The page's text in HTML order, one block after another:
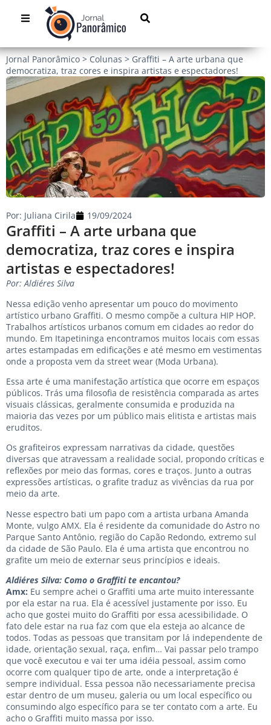
Jornal Panorâmico > Colunas > Graffiti – A arte urbana que
democratiza, traz cores e inspira artistas e espectadores!
Graffiti – A arte urbana que
democratiza, traz cores e inspira
artistas e espectadores!
Por: Juliana Cirila 19/09/2024
Por: Aldiéres Silva
Nessa edição venho apresentar um pouco do movimento
artístico urbano Graffiti. O mesmo compõe a cultura HIP HOP.
Trabalhos artísticos urbanos comum em cidades ao redor do
mundo. Em Itapetininga encontramos muitos locais com essas
artes estampadas em edificações e até mesmo em vestimentas
onde a proposta vem da street wear (Moda Urbana).
Essa arte é uma manifestação artística que ocorre em espaços
públicos. Trás uma filosofia de resistência comparada as artes
visuais clássicas, geralmente consumida e produzida na
maioria das vezes por um público mais elitista e artistas mais
eruditos.
Os grafiteiros expressam narrativas da cidade, questões
diversas que atravessam a realidade social, propondo críticas e
reflexões por meio das formas, cores e traços. Junto a outras
expressões artísticas, o grafite traduz as vivências da rua por
meio da arte.
Nesse espectro bati um papo com a artista urbana Amanda
Monte, vulgo AMX. Ela é residente da comunidade do Astro no
Parque Santo Antônio, região do Capão Redondo, extremo sul
da cidade de São Paulo. Ela é uma artista que encontrou no
grafite um meio de externar seus princípios e ideais.
Aldiéres Silva: Como o Graffiti te encantou?
Amx: Eu sempre achei o Graffiti uma arte muito interessante
por ela estar na rua. Ela é acessível justamente por isso. Eu
acho que gostei muito do Graffiti por essa acessibilidade. O
fato dele estar na rua faz com que ela esteja ao alcance de
todos. Todas as pessoas que transitam por lá independente de
idade, orientação sexual, raça, enfim… Vai passar pelo trampo
que você executou e vai ter uma idéia pessoal, assim como
ocorre com qualquer tipo de arte, onde a interpretação é
sempre individual. Essa pessoa não necessariamente precisa
estar dentro de um museu, galeria ou um local específico ou
consumindo algo específico para se ter contato com a arte. Eu
acho o Graffiti muito massa por isso.